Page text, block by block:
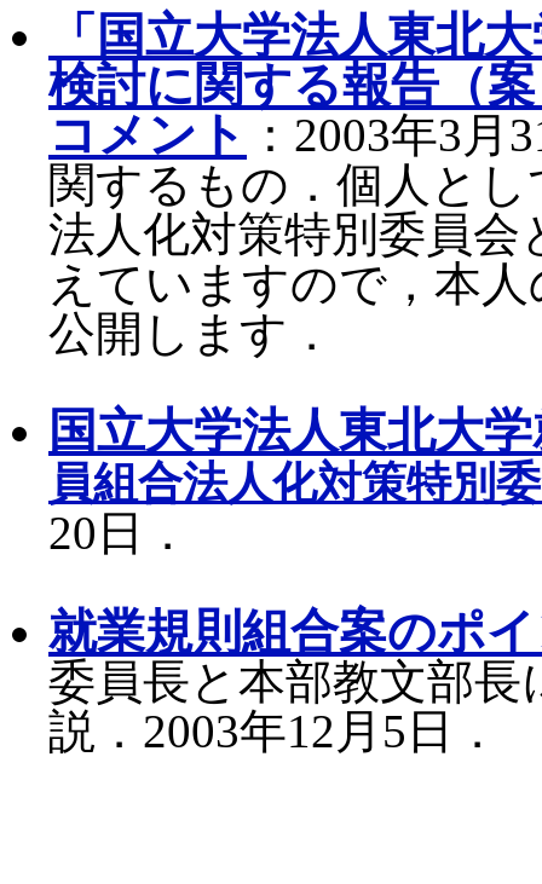
「国立大学法人東北
検討に関する報告（
コメント ：2003年3
関するもの．個人と
法人化対策特別委員
えていますので，本
公開します．
国立大学法人東北大
員組合法人化対策特別
20日．
就業規則組合案のポ
委員長と本部教文部
説．2003年12月5日．